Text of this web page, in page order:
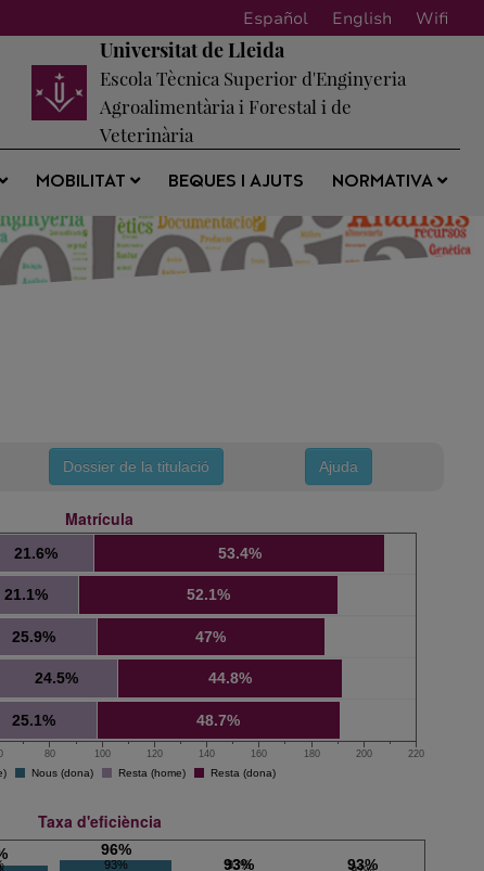
Español English Wifi
Universitat de Lleida
Escola Tècnica Superior d'Enginyeria
Agroalimentària i Forestal i de
Veterinària
MOBILITAT BEQUES I AJUTS NORMATIVA